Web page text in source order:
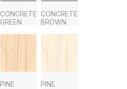
CONCRETE
GREEN
CONCRETE
BROWN
PINE
PINE